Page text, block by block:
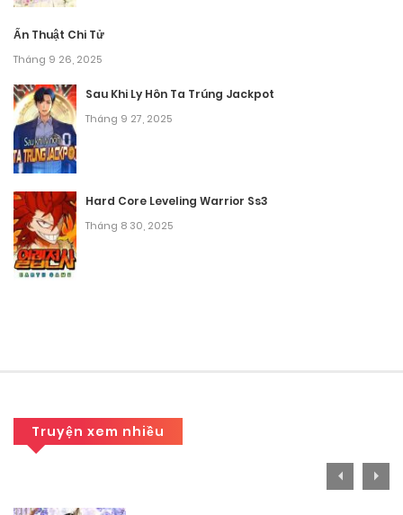
Chương 21
Tháng 9 28, 2025
Chương 20
Tháng 9 28, 2025
Chương 19.5
Tháng 9 28, 2025
Chương 19.2
Chương 19
Chương 18
Ấn Thuật Chi Tử
Tháng 9 26, 2025
Sau Khi Ly Hôn Ta Trúng Jackpot
Tháng 9 27, 2025
Hard Core Leveling Warrior Ss3
Tháng 8 30, 2025
Truyện xem nhiều